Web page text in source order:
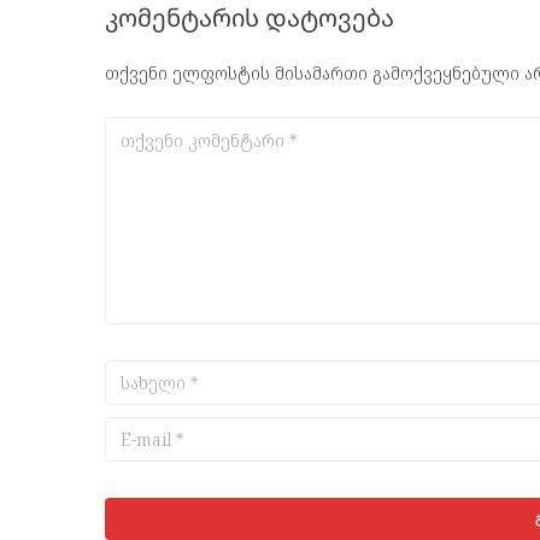
კომენტარის დატოვება
თქვენი ელფოსტის მისამართი გამოქვეყნებული